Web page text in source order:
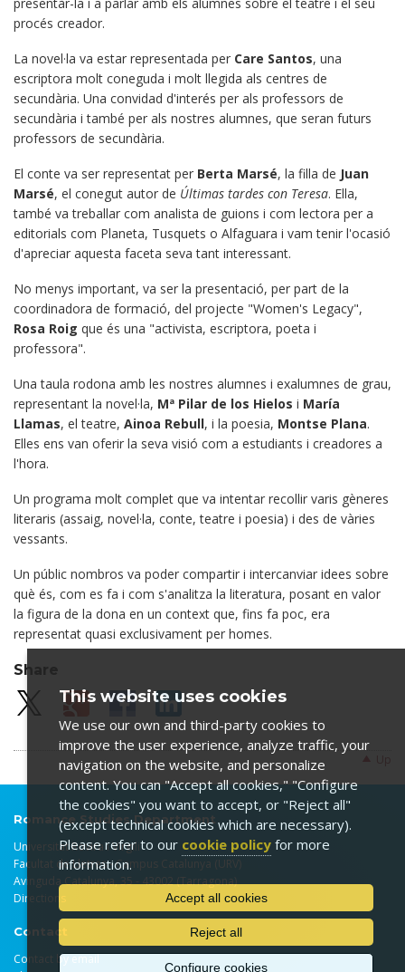
procés creador.
La novel·la va estar representada per Care Santos, una
escriptora molt coneguda i molt llegida als centres de
secundària. Una convidad d'interés per als professors de
secundària i també per als nostres alumnes, que seran futurs
professors de secundària.
El conte va ser representat per Berta Marsé, la filla de Juan
Marsé, el conegut autor de Últimas tardes con Teresa. Ella,
també va treballar com analista de guions i com lectora per a
editorials com Planeta, Tusquets o Alfaguara i vam tenir l'ocasió
d'apreciar aquesta faceta seva tant interessant.
No menys important, va ser la presentació, per part de la
coordinadora de formació, del projecte "Women's Legacy",
Rosa Roig que és una "activista, escriptora, poeta i
professora".
Una taula rodona amb les nostres alumnes i exalumnes de grau,
representant la novel·la, Mª Pilar de los Hielos i María
Llamas, el teatre, Ainoa Rebull, i la poesia, Montse Plana.
Elles ens van oferir la seva visió com a estudiants i creadores a
l'hora.
Un programa molt complet que va intentar recollir varis gèneres
literaris (assaig, novel·la, conte, teatre i poesia) i des de vàries
vessants.
Un públic nombros va poder compartir i intercanviar idees sobre
què és, com es fa i com s'analitza la literatura, posant en valor
la figura de la dona en un context que, fins fa poc, era
representat quasi exclusivament per homes.
Share
Romance Studies Department
Universitat Rovira i Virgili
Facultat de Lletres - Campus Catalunya (URV)
Avinguda Catalunya, 35 - 43002 (Tarragona)
Directions
Contact
Contact by email
This website uses cookies
We use our own and third-party cookies to
improve the user experience, analyze traffic, your
navigation on the website, and personalize
content. You can "Accept all cookies," "Configure
the cookies" you want to accept, or "Reject all"
(except technical cookies which are necessary).
Please refer to our cookie policy for more
information.
Accept all cookies
Reject all
Configure cookies